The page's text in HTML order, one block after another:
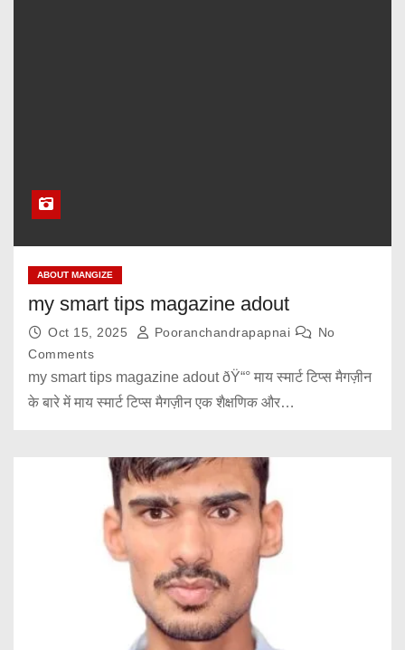
ABOUT MANGIZE
my smart tips magazine adout
Oct 15, 2025 Pooranchandrapapnai
No
Comments
my smart tips magazine adout ðŸ“° माय स्मार्ट टिप्स मैगज़ीन
के बारे में माय स्मार्ट टिप्स मैगज़ीन एक शैक्षणिक और…